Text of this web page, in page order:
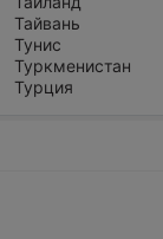
Тайвань
Тунис
Туркменистан
Турция